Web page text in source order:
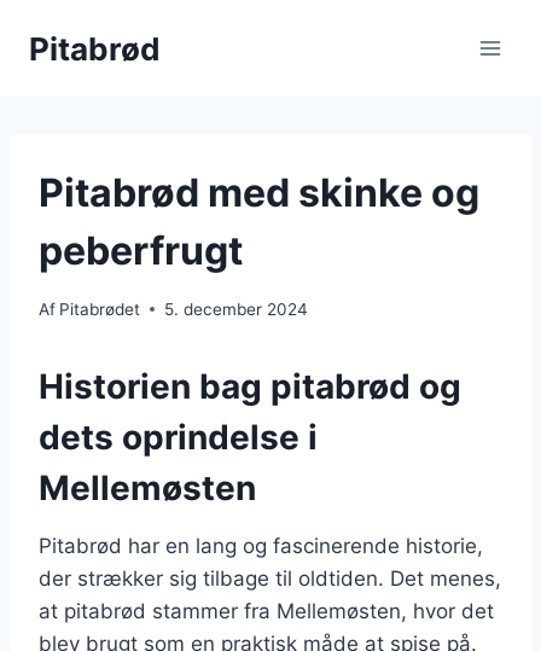
Pitabrød
Pitabrød med skinke og
peberfrugt
Af Pitabrødet 5. december 2024
Historien bag pitabrød og
dets oprindelse i
Mellemøsten
Pitabrød har en lang og fascinerende historie,
der strækker sig tilbage til oldtiden. Det menes,
at pitabrød stammer fra Mellemøsten, hvor det
blev brugt som en praktisk måde at spise på.